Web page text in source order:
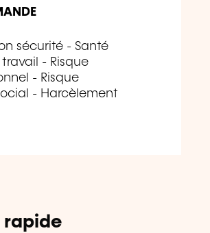
sécurité - Santé
- Risque
- Risque
- Harcèlement
rapide